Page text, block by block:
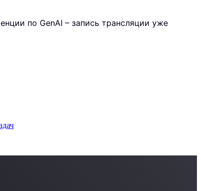
по GenAI – запись трансляции уже